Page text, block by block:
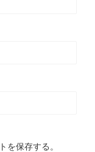
を保存する。